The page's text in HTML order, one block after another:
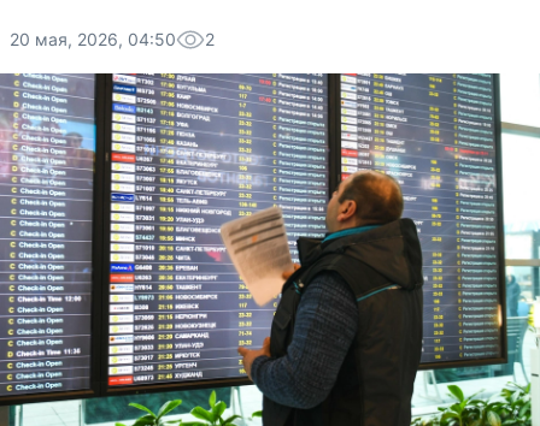
20 мая, 2026, 04:50 2